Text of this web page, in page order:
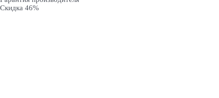
Скидка 46%